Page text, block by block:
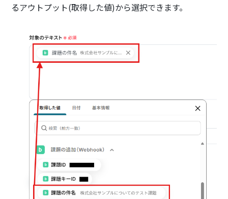
るアウトプット(取得した値)から選択できます。